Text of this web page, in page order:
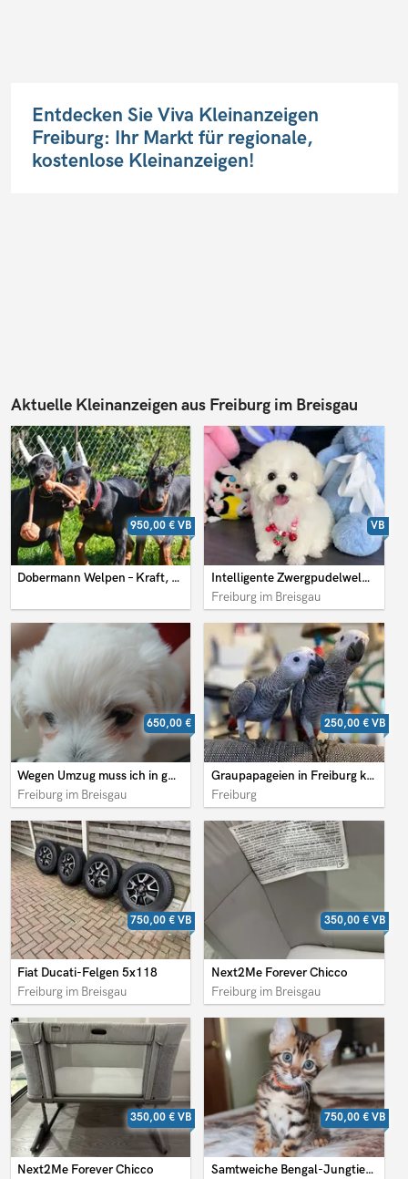
Entdecken Sie Viva Kleinanzeigen
Freiburg: Ihr Markt für regionale,
kostenlose Kleinanzeigen!
Aktuelle Kleinanzeigen aus Freiburg im Breisgau
Dobermann Welpen – Kraft, Eleganz und Treue vereint
950,00 € VB
Intelligente Zwergpudelwelpen mit großem Herz
Freiburg im Breisgau
VB
Wegen Umzug muss ich in gute Hände abzugeben
Freiburg im Breisgau
650,00 €
Graupapageien in Freiburg kaufen
Freiburg
250,00 €VB
Fiat Ducati-Felgen 5x118
Freiburg im Breisgau
750,00 € VB
Next2Me Forever Chicco
Freiburg im Breisgau
350,00 €VB
Next2Me Forever Chicco
350,00 € VB
Samtweiche Bengal-Jungtiere – süß und abenteuerlustig
750,00 €VB